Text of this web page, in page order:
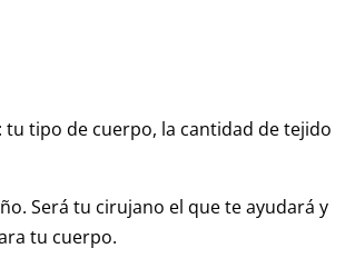
tipo de cuerpo, la cantidad de tejido
Será tu cirujano el que te ayudará y
tu cuerpo.